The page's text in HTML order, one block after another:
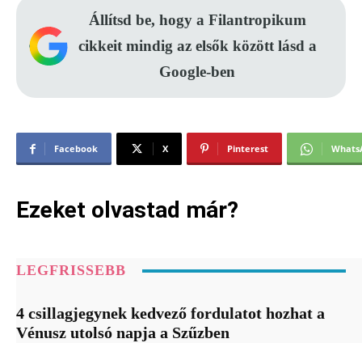
Állítsd be, hogy a Filantropikum
cikkeit mindig az elsők között lásd a
Google-ben
Facebook X Pinterest
Ezeket olvastad már?
LEGFRISSEBB
4 csillagjegynek kedvező fordulatot hozhat a
Vénusz utolsó napja a Szűzben